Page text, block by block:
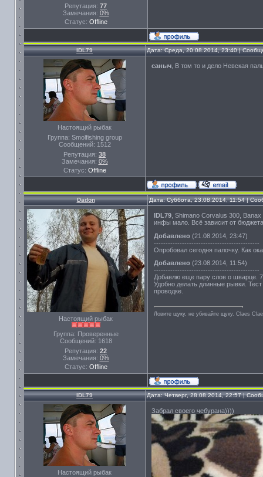
Репутация: 77
Замечания: 0%
Статус: Offline
IDL79 Дата: Среда, 20.08.2014, 23:40 |
Настоящий рыбак
Группа: Smolfishing group
Сообщений: 1512
Репутация: 38
Замечания: 0%
Статус: Offline
саныч , В том то и дело Невская
Dadon Дата: Суббота, 23.08.2014, 11:54 |
Настоящий рыбак
Группа: Проверенные
Сообщений: 1618
Репутация: 22
Замечания: 0%
Статус: Offline
IDL79 , Shimano Corvalus 300,
инфы мало. Всё зависит от
Добавлено (21.08.2014, 23:47)
---------------------------------------------
Опробовал сегодня палочку. Как
Добавлено (23.08.2014, 11:54)
---------------------------------------------
Добавлю еще пару слов о шварце.
Удобно делать длинные рывки.
проводке.
Ловите щуку, не убивайте щуку. Сlaes
IDL79 Дата: Четверг, 28.08.2014, 22:57 |
Настоящий рыбак
Забрал своего чебурана))))